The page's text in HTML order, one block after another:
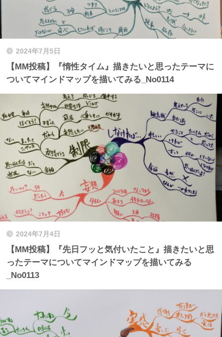
2024年7月5日
【MM投稿】『惰性タイム』描きたいと思ったテーマに
ついてマインドマップを描いてみる_No0114
2024年7月4日
【MM投稿】『先日フッと気付いたこと』描きたいと思
ったテーマについてマインドマップを描いてみる
_No0113